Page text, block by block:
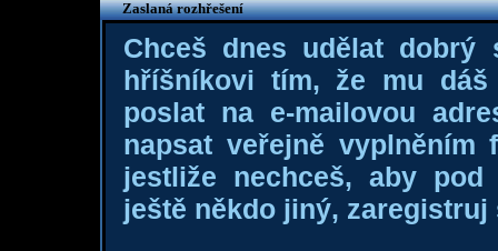
Zaslaná rozhřešení
Chceš dnes udělat dobrý
hříšníkovi tím, že mu dáš
poslat na e-mailovou
napsat veřejně
jestliže nechceš, aby
ještě někdo jiný,